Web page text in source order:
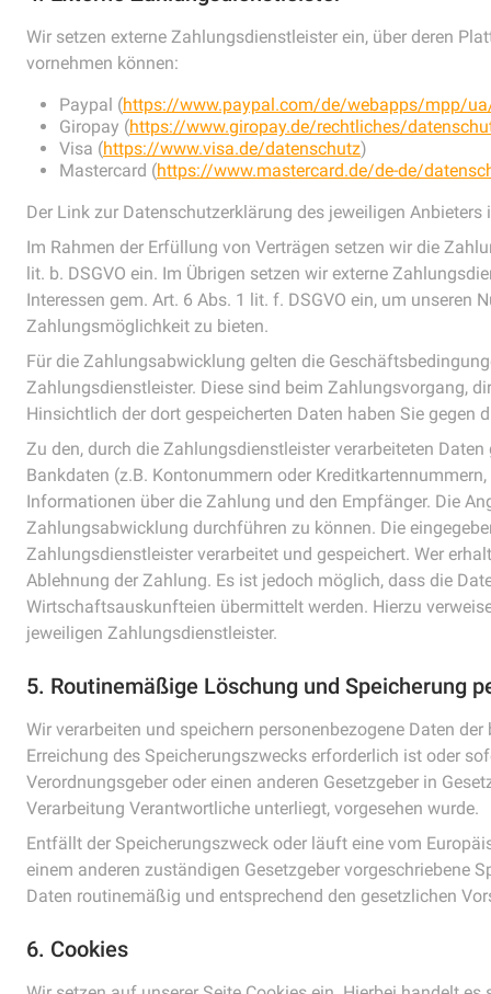
Wir setzen externe Zahlungsdienstleister ein, über deren
vornehmen können:
Paypal (https://www.paypal.com/de/webapps/mpp/
Giropay (https://www.giropay.de/rechtliches/
Visa (https://www.visa.de/datenschutz)
Mastercard (https://www.mastercard.de/de-de/
Der Link zur Datenschutzerklärung des jeweiligen
Im Rahmen der Erfüllung von Verträgen setzen wir die
lit. b. DSGVO ein. Im Übrigen setzen wir externe
Interessen gem. Art. 6 Abs. 1 lit. f. DSGVO ein, um unseren
Zahlungsmöglichkeit zu bieten.
Für die Zahlungsabwicklung gelten die
Zahlungsdienstleister. Diese sind beim Zahlungsvorgang,
Hinsichtlich der dort gespeicherten Daten haben Sie
Zu den, durch die Zahlungsdienstleister verarbeiteten
Bankdaten (z.B. Kontonummern oder
Informationen über die Zahlung und den Empfänger. Die
Zahlungsabwicklung durchführen zu können. Die
Zahlungsdienstleister verarbeitet und gespeichert. Wer
Ablehnung der Zahlung. Es ist jedoch möglich, dass die
Wirtschaftsauskunfteien übermittelt werden. Hierzu
jeweiligen Zahlungsdienstleister.
5. Routinemäßige Löschung und Speicherung
Wir verarbeiten und speichern personenbezogene Daten
Erreichung des Speicherungszwecks erforderlich ist oder
Verordnungsgeber oder einen anderen Gesetzgeber in
Verarbeitung Verantwortliche unterliegt, vorgesehen wurde.
Entfällt der Speicherungszweck oder läuft eine vom
einem anderen zuständigen Gesetzgeber vorgeschriebene
Daten routinemäßig und entsprechend den gesetzlichen
6. Cookies